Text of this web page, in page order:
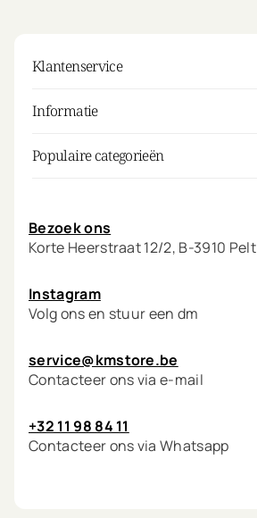
Klantenservice
Informatie
Populaire categorieën
Bezoek ons
Korte Heerstraat 12/2, B-3910 Pelt
Instagram
Volg ons en stuur een dm
service@kmstore.be
Contacteer ons via e-mail
+32 11 98 84 11
Contacteer ons via Whatsapp